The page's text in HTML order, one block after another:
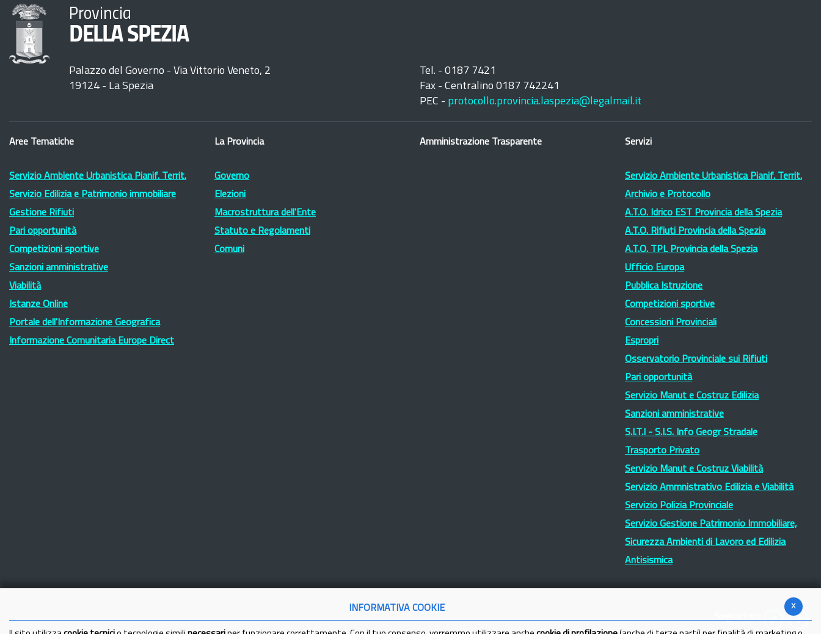
Provincia
DELLA SPEZIA
Palazzo del Governo - Via Vittorio Veneto, 2
19124 - La Spezia
Tel. - 0187 7421
Fax - Centralino 0187 742241
PEC - protocollo.provincia.laspezia@legalmail.it
Aree Tematiche
Servizio Ambiente Urbanistica Pianif. Territ.
Servizio Edilizia e Patrimonio immobiliare
Gestione Rifiuti
Pari opportunità
Competizioni sportive
Sanzioni amministrative
Viabilità
Istanze Online
Portale dell'Informazione Geografica
Informazione Comunitaria Europe Direct
La Provincia
Governo
Elezioni
Macrostruttura dell'Ente
Statuto e Regolamenti
Comuni
Amministrazione Trasparente Servizi
Servizio Ambiente Urbanistica Pianif. Territ.
Archivio e Protocollo
A.T.O. Idrico EST Provincia della Spezia
A.T.O. Rifiuti Provincia della Spezia
A.T.O. TPL Provincia della Spezia
Ufficio Europa
Pubblica Istruzione
Competizioni sportive
Concessioni Provinciali
Espropri
Osservatorio Provinciale sui Rifiuti
Pari opportunità
Servizio Manut e Costruz Edilizia
Sanzioni amministrative
S.I.T.I - S.I.S. Info Geogr Stradale
Trasporto Privato
Servizio Manut e Costruz Viabilità
Servizio Ammnistrativo Edilizia e Viabilità
Servizio Polizia Provinciale
Servizio Gestione Patrimonio Immobiliare,
Sicurezza Ambienti di Lavoro ed Edilizia
Antisismica
Seguici su:
x
INFORMATIVA COOKIE